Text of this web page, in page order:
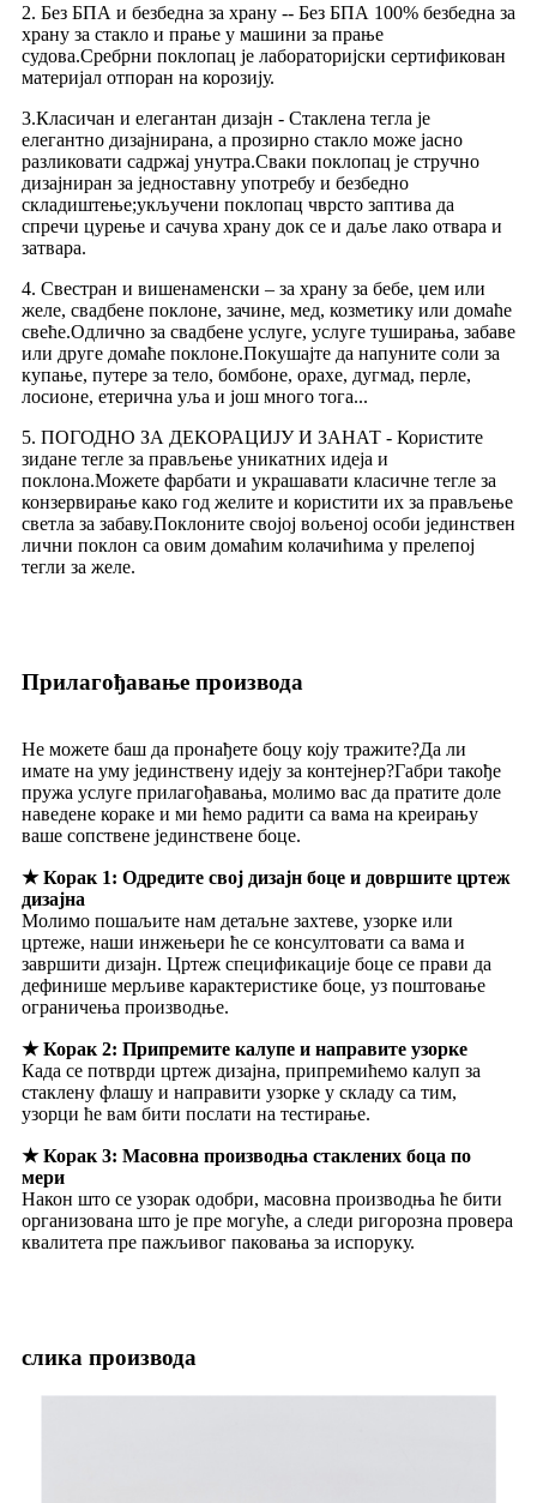
2. Без БПА и безбедна за храну -- Без БПА 100% безбедна за
храну за стакло и прање у машини за прање
судова.Сребрни поклопац је лабораторијски сертификован
материјал отпоран на корозију.
3.Класичан и елегантан дизајн - Стаклена тегла је
елегантно дизајнирана, а прозирно стакло може јасно
разликовати садржај унутра.Сваки поклопац је стручно
дизајниран за једноставну употребу и безбедно
складиштење;укључени поклопац чврсто заптива да
спречи цурење и сачува храну док се и даље лако отвара и
затвара.
4. Свестран и вишенаменски – за храну за бебе, џем или
желе, свадбене поклоне, зачине, мед, козметику или домаће
свеће.Одлично за свадбене услуге, услуге туширања, забаве
или друге домаће поклоне.Покушајте да напуните соли за
купање, путере за тело, бомбоне, орахе, дугмад, перле,
лосионе, етерична уља и још много тога...
5. ПОГОДНО ЗА ДЕКОРАЦИЈУ И ЗАНАТ - Користите
зидане тегле за прављење уникатних идеја и
поклона.Можете фарбати и украшавати класичне тегле за
конзервирање како год желите и користити их за прављење
светла за забаву.Поклоните својој вољеној особи јединствен
лични поклон са овим домаћим колачићима у прелепој
тегли за желе.
Прилагођавање производа
Не можете баш да пронађете боцу коју тражите?Да ли
имате на уму јединствену идеју за контејнер?Габри такође
пружа услуге прилагођавања, молимо вас да пратите доле
наведене кораке и ми ћемо радити са вама на креирању
ваше сопствене јединствене боце.
★ Корак 1: Одредите свој дизајн боце и довршите цртеж
дизајна
Молимо пошаљите нам детаљне захтеве, узорке или
цртеже, наши инжењери ће се консултовати са вама и
завршити дизајн. Цртеж спецификације боце се прави да
дефинише мерљиве карактеристике боце, уз поштовање
ограничења производње.
★ Корак 2: Припремите калупе и направите узорке
Када се потврди цртеж дизајна, припремићемо калуп за
стаклену флашу и направити узорке у складу са тим,
узорци ће вам бити послати на тестирање.
★ Корак 3: Масовна производња стаклених боца по
мери
Након што се узорак одобри, масовна производња ће бити
организована што је пре могуће, а следи ригорозна провера
квалитета пре пажљивог паковања за испоруку.
слика производа